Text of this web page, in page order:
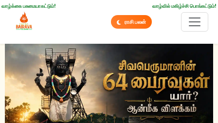
வாழ்க்கை பசுமையாகட்டும்! வாழ்வில் மகிழ்ச்சி பொங்கட்டும்!
ராசி பலன்